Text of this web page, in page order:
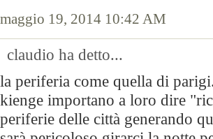
maggio 19, 2014 10:42 AM
claudio ha detto...
la periferia come quella di
kienge importano a loro dire
periferie delle città generando